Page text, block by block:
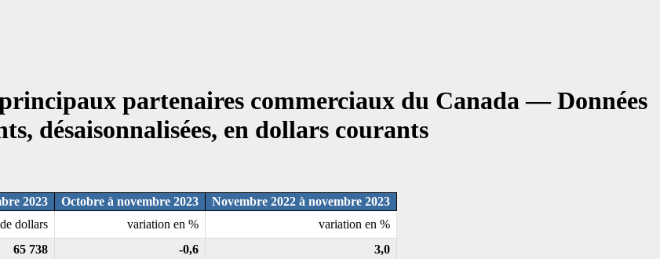
partenaires commerciaux du Canada — Données
désaisonnalisées, en dollars courants
2023 Octobre à novembre 2023
Novembre 2022 à novembre 2023
dollars variation en %
variation en %
65 738 -0,6
3,0